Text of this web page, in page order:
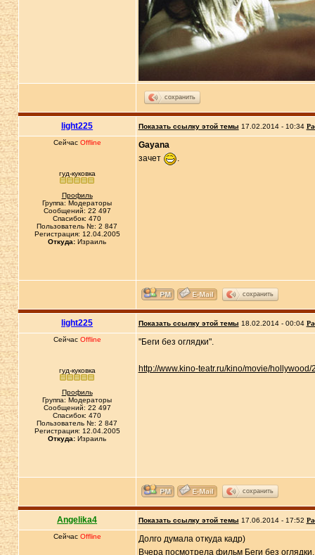
сохранить
light225 Показать ссылку этой темы 17.02.2014 - 10:34
Сейчас Offline
гуд-куковка
Профиль
Группа: Модераторы
Сообщений: 22 497
Спасибок: 470
Пользователь №: 2 847
Регистрация: 12.04.2005
Откуда: Израиль
Gayana
зачет
.
сохранить
light225 Показать ссылку этой темы 18.02.2014 - 00:04
Сейчас Offline
гуд-куковка
Профиль
Группа: Модераторы
Сообщений: 22 497
Спасибок: 470
Пользователь №: 2 847
Регистрация: 12.04.2005
Откуда: Израиль
"Беги без оглядки".
http://www.kino-teatr.ru/kino/movie/hollywood/
сохранить
Angelika4 Показать ссылку этой темы 17.06.2014 - 17:52
Сейчас Offline
Долго думала откуда кадр)
Вчера посмотрела фильм Беги без